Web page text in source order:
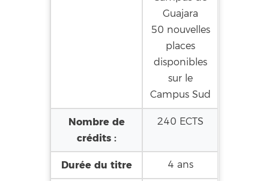
Guajara
50 nouvelles
places
disponibles
sur le
Campus Sud
Nombre de
crédits :
240 ECTS
Durée du titre 4 ans